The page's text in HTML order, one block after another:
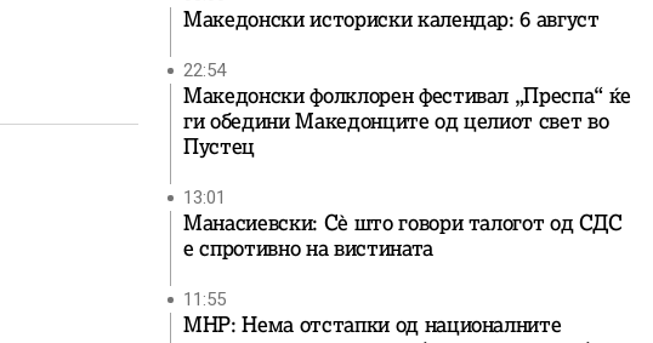
Македонски историски календар: 6 август
22:54
Македонски фолклорен фестивал „Преспа“ ќе
ги обедини Македонците од целиот свет во
Пустец
13:01
Манасиевски: Сè што говори талогот од СДС
е спротивно на вистината
11:55
МНР: Нема отстапки од националните